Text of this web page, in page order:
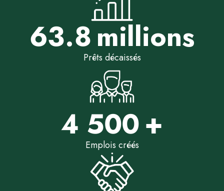
63.8
Prêts décaissés
4 500
Emplois créés